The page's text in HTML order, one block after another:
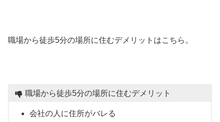
職場から徒歩5分の場所に住むデメリットはこちら。
職場から徒歩5分の場所に住むデメリット
会社の人に住所がバレる